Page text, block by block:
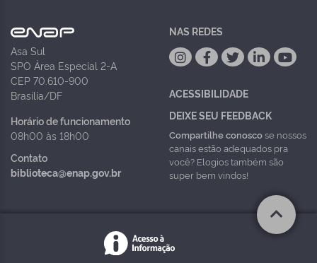
Asa Sul
SPO Área Especial 2-A
CEP 70.610-900
Brasília/DF
Horário de funcionamento
08h00 às 18h00
Contato
biblioteca@enap.gov.br
NAS REDES
ACESSIBILIDADE
DEIXE SEU FEEDBACK
Compartilhe conoscose nossos
canais estão adequados pra
você? Elogios também são
super bem vindos!